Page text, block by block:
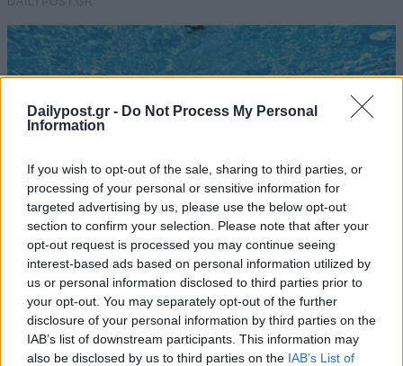
Dailypost.gr - Do Not Process My Personal
Information
If you wish to opt-out of the sale, sharing to third parties, or
processing of your personal or sensitive information for
targeted advertising by us, please use the below opt-out
section to confirm your selection. Please note that after your
opt-out request is processed you may continue seeing
interest-based ads based on personal information utilized by
us or personal information disclosed to third parties prior to
your opt-out. You may separately opt-out of the further
disclosure of your personal information by third parties on the
IAB’s list of downstream participants. This information may
also be disclosed by us to third parties on the IAB’s List of